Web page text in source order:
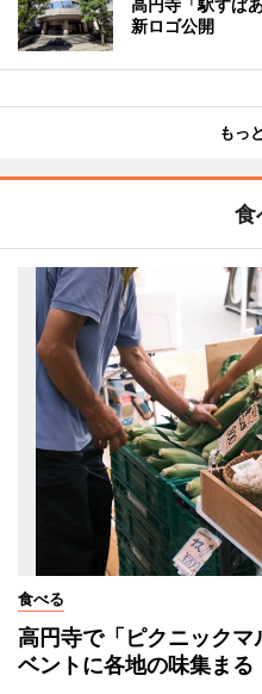
新ロゴ公開
もっ
食
食べる
高円寺で「ピクニック
ベントに各地の味集まる